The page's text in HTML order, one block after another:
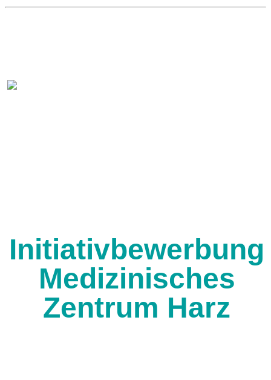
Initiativbewerbung
Medizinisches
Zentrum Harz